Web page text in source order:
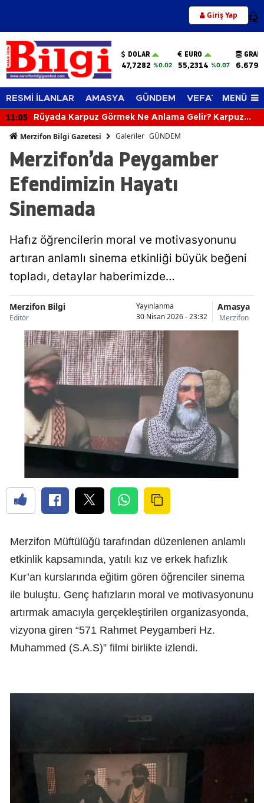
Giriş Yap 12
DOLAR
47,7282 %0.02
EURO
55,2314 %0.07
RESMİ İLANLAR AMASYA GÜNDEM VEFAT EDENLER
MENÜ
11:05
Rüyada Karpuz Görmek Ne Anlama Gelir? Karpuz
Merzifon Bilgi Gazetesi Galeriler GÜNDEM
Merzifon’da Peygamber
Efendimizin Hayatı
Sinemada
Hafız öğrencilerin moral ve motivasyonunu
artıran anlamlı sinema etkinliği büyük beğeni
topladı, detaylar haberimizde…
Merzifon Bilgi
Editör
Yayınlanma
30 Nisan 2026 - 23:32
Amasya
Merzifon
Merzifon Müftülüğü tarafından düzenlenen anlamlı
etkinlik kapsamında, yatılı kız ve erkek hafızlık
Kur’an kurslarında eğitim gören öğrenciler sinema
ile buluştu. Genç hafızların moral ve motivasyonunu
artırmak amacıyla gerçekleştirilen organizasyonda,
vizyona giren “571 Rahmet Peygamberi Hz.
Muhammed (S.A.S)” filmi birlikte izlendi.